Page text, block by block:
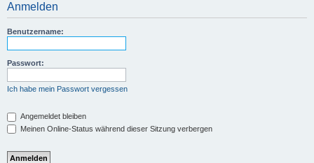
Anmelden
Benutzername:
Passwort:
Ich habe mein Passwort vergessen
Angemeldet bleiben
Meinen Online-Status während dieser Sitzung verbergen